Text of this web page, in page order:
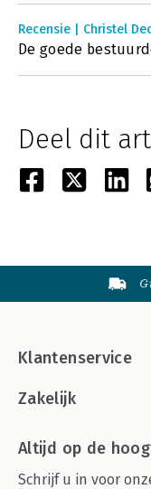
Recensie | Christel
De goede
Deel dit
Klantenservice
Zakelijk
Altijd op de
Schrijf u in voor